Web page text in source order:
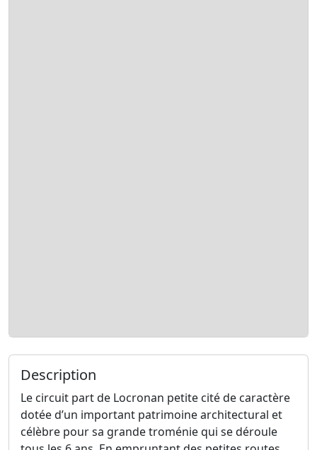
Description
Le circuit part de Locronan petite cité de caractère
dotée d’un important patrimoine architectural et
célèbre pour sa grande troménie qui se déroule